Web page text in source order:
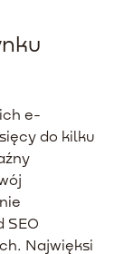
e-
do kilku
SEO
Najwięksi